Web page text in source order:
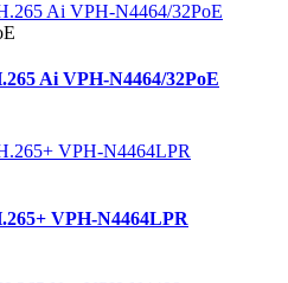
Ai VPH-N4464/32PoE
VPH-N4464LPR